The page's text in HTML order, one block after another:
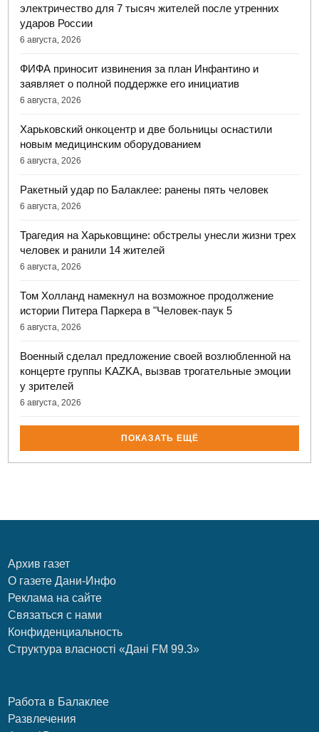
электричество для 7 тысяч жителей после утренних
ударов России
6 августа, 2026
ФИФА приносит извинения за план Инфантино и
заявляет о полной поддержке его инициатив
6 августа, 2026
Харьковский онкоцентр и две больницы оснастили
новым медицинским оборудованием
6 августа, 2026
Ракетный удар по Балаклее: ранены пять человек
6 августа, 2026
Трагедия на Харьковщине: обстрелы унесли жизни трех
человек и ранили 14 жителей
6 августа, 2026
Том Холланд намекнул на возможное продолжение
истории Питера Паркера в "Человек-паук 5
6 августа, 2026
Военный сделал предложение своей возлюбленной на
концерте группы KAZKA, вызвав трогательные эмоции
у зрителей
6 августа, 2026
ПОКАЗАТЬ ЕЩЁ
Архив газет
О газете Дани-Инфо
Реклама на сайте
Связаться с нами
Конфиденциальность
Структура власності «Дані FM 99.3»
Работа в Балаклее
Развлечения